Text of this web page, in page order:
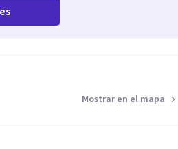
Mostrar en el mapa